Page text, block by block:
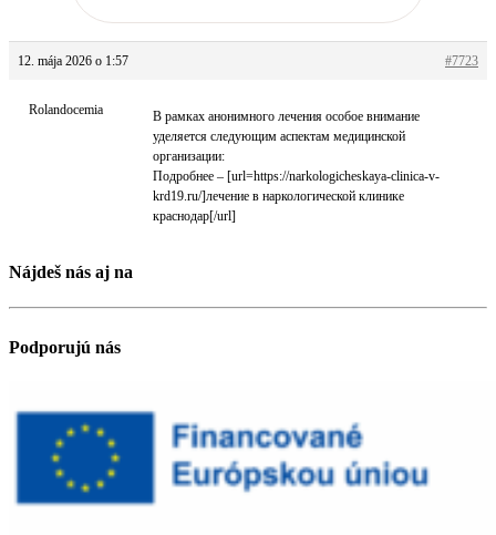
12. mája 2026 o 1:57 #7723
Rolandocemia
В рамках анонимного лечения особое внимание
уделяется следующим аспектам медицинской
организации:
Подробнее – [url=https://narkologicheskaya-clinica-v-
krd19.ru/]лечение в наркологической клинике
краснодар[/url]
Nájdeš nás aj na
Podporujú nás